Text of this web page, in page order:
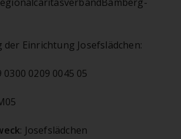
Einrichtung Josefslädchen:
0300 0209 0045 05
: Josefslädchen